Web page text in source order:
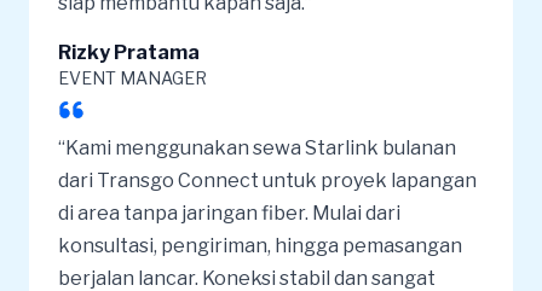
Rizky Pratama
EVENT MANAGER
“Kami menggunakan sewa Starlink bulanan
dari Transgo Connect untuk proyek lapangan
di area tanpa jaringan fiber. Mulai dari
konsultasi, pengiriman, hingga pemasangan
berjalan lancar. Koneksi stabil dan sangat